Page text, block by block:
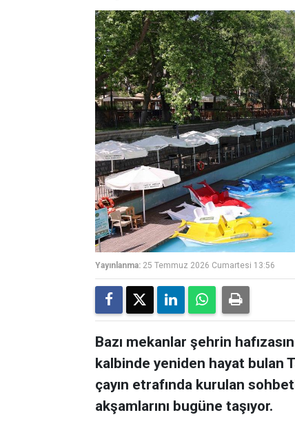
Yayınlanma: 25 Temmuz 2026 Cumartesi 13:56
Bazı mekanlar şehrin
kalbinde yeniden hayat bulan
çayın etrafında kurulan
akşamlarını bugüne taşıyor.